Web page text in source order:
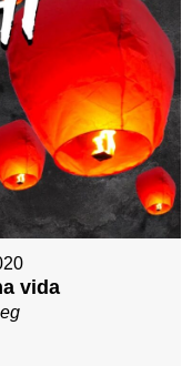
vida